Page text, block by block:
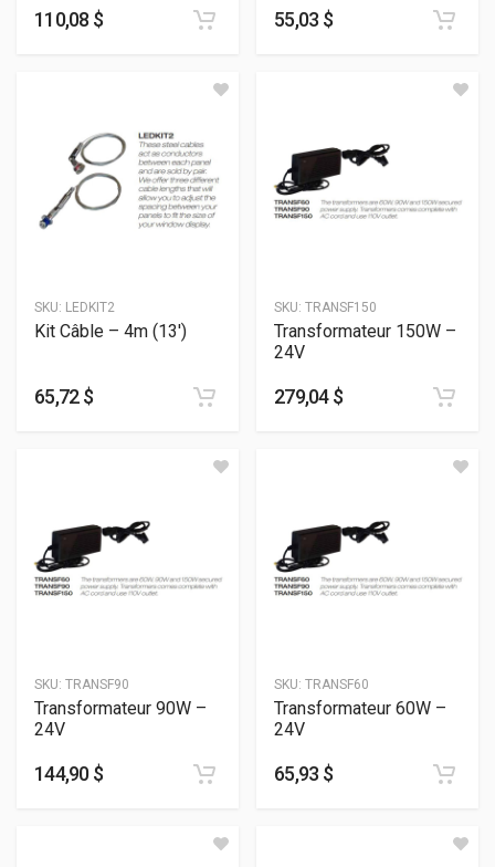
110,08 $ 55,03 $
SKU: LEDKIT2
Kit Câble – 4m (13′)
65,72 $
SKU: TRANSF150
Transformateur 150W –
24V
279,04 $
SKU: TRANSF90
Transformateur 90W –
24V
144,90 $
SKU: TRANSF60
Transformateur 60W –
24V
65,93 $